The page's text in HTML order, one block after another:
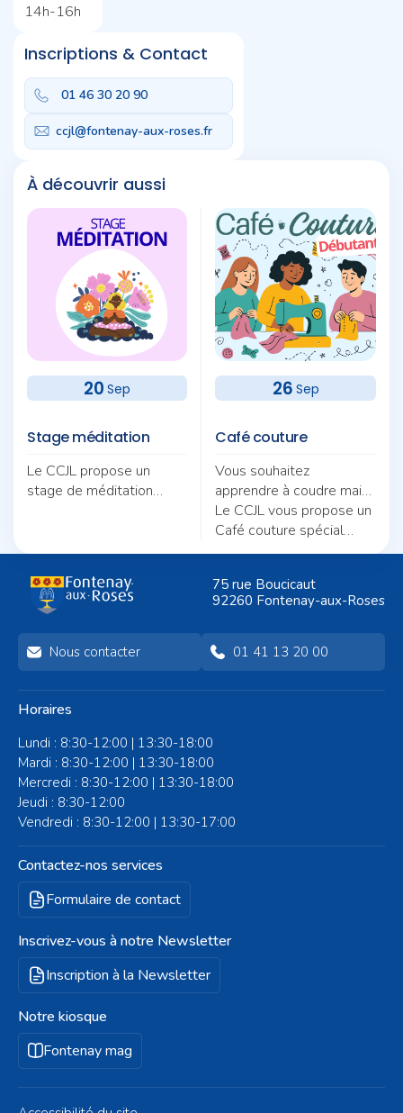
14h-16h
Inscriptions & Contact
01 46 30 20 90
ccjl@fontenay-aux-roses.fr
À découvrir aussi
20 Sep
Stage méditation
Le CCJL propose un
stage de méditation
deux fils pour une même
26 Sep
Café couture
Vous souhaitez
apprendre à coudre mais
ne savez pas par où
commencer ?
Le CCJL vous propose un
Café couture spécial
débutants, animé par
75 rue Boucicaut
92260 Fontenay-aux-Roses
Nous contacter 01 41 13 20 00
Horaires
Lundi : 8:30-12:00 | 13:30-18:00
Mardi : 8:30-12:00 | 13:30-18:00
Mercredi : 8:30-12:00 | 13:30-18:00
Jeudi : 8:30-12:00
Vendredi : 8:30-12:00 | 13:30-17:00
Contactez-nos services
Formulaire de contact
Inscrivez-vous à notre Newsletter
Inscription à la Newsletter
Notre kiosque
Fontenay mag